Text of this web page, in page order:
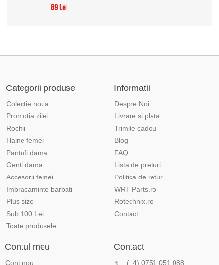
89 Lei
Categorii produse
Colectie noua
Promotia zilei
Rochii
Haine femei
Pantofi dama
Genti dama
Accesorii femei
Imbracaminte barbati
Plus size
Sub 100 Lei
Toate produsele
Informatii
Despre Noi
Livrare si plata
Trimite cadou
Blog
FAQ
Lista de preturi
Politica de retur
WRT-Parts.ro
Rotechnix.ro
Contact
Contul meu
Cont nou
Contact
(+4) 0751 051 088